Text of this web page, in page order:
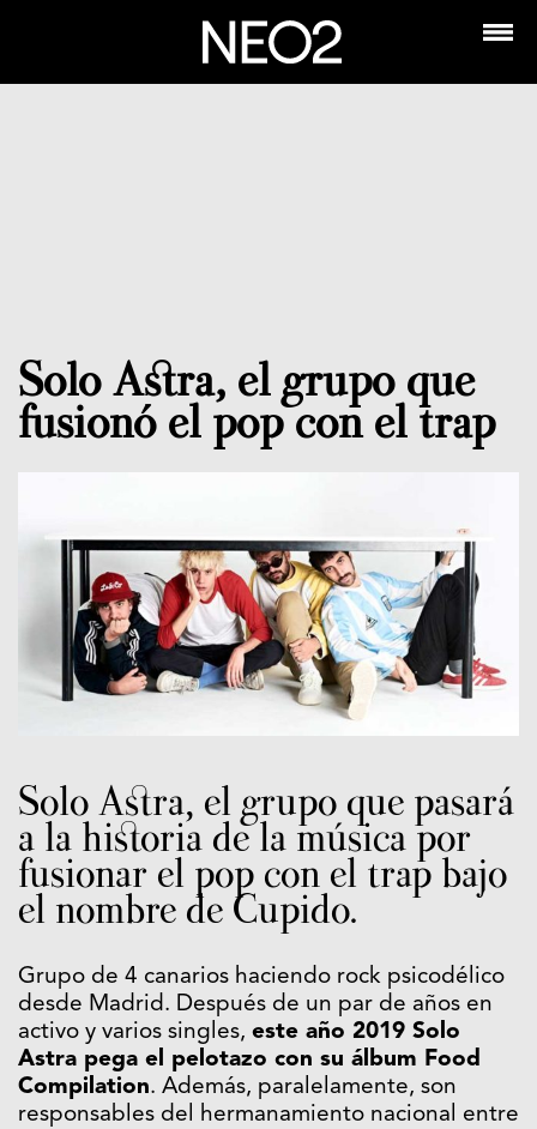
Solo Astra, el grupo que
fusionó el pop con el trap
Solo Astra, el grupo que pasará
a la historia de la música por
fusionar el pop con el trap bajo
el nombre de Cupido.
Grupo de 4 canarios haciendo rock psicodélico
desde Madrid. Después de un par de años en
activo y varios singles, este año 2019 Solo
Astra pega el pelotazo con su álbum Food
Compilation. Además, paralelamente, son
responsables del hermanamiento nacional entre